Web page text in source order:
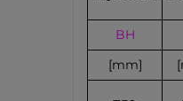
BH
[mm]